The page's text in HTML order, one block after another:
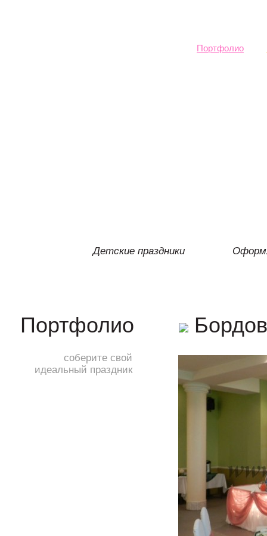
Портфолио
Детские праздники
соберите свой
идеальный праздник
Портфолио